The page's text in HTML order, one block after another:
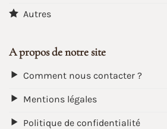
Autres
A propos de notre site
Comment nous contacter ?
Mentions légales
Politique de confidentialité